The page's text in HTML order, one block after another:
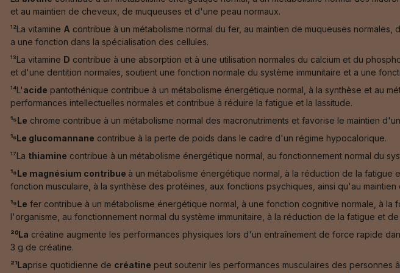
et au maintien de cheveux, de muqueuses et d'une peau normaux.
¹²La vitamine A contribue à un métabolisme normal du fer, au maintien de muqueuses
a une fonction dans la spécialisation des cellules.
¹³La vitamine D contribue à une absorption et à une utilisation normales du calcium et du
et d'une dentition normales, soutient une fonction normale du système immunitaire et a une
¹⁴L'acide pantothénique contribue à un métabolisme énergétique normal, à la synthèse et au
performances intellectuelles normales et contribue à réduire la fatigue et la lassitude.
¹⁵Le chrome contribue à un métabolisme normal des macronutriments et favorise le maintien
¹⁶Le glucomannane contribue à la perte de poids dans le cadre d'un régime hypocalorique.
¹⁷La thiamine contribue à un métabolisme énergétique normal, au fonctionnement normal du
¹⁸Le magnésium contribue à un métabolisme énergétique normal, à la réduction de la
fonction musculaire, à la synthèse des protéines, aux fonctions psychiques, ainsi qu'au
¹⁹Le fer contribue à un métabolisme énergétique normal, à une fonction cognitive normale, à
l'organisme, au fonctionnement normal du système immunitaire, à la réduction de la fatigue et
²⁰La créatine augmente les performances physiques lors d'un entraînement de force rapide
3 g de créatine.
²¹Laprise quotidienne de créatine peut soutenir les performances musculaires des